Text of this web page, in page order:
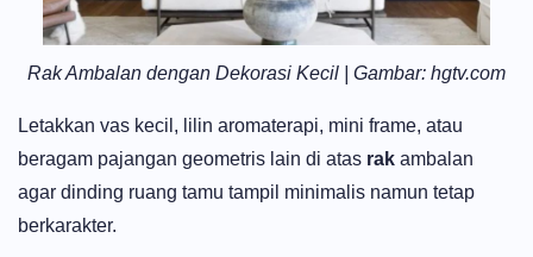
Rak Ambalan dengan Dekorasi Kecil | Gambar: hgtv.com
Letakkan vas kecil, lilin aromaterapi, mini frame, atau
beragam pajangan geometris lain di atas rak ambalan
agar dinding ruang tamu tampil minimalis namun tetap
berkarakter.